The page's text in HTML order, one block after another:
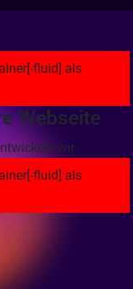
Webseite
wir